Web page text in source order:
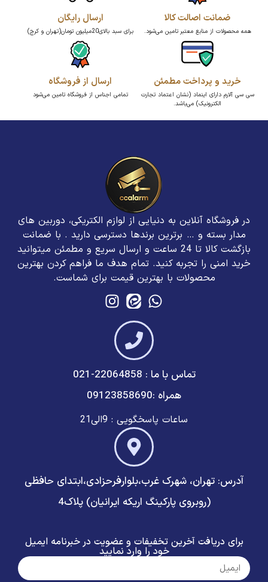
ضمانت اصالت کالا
همه محصولات از منابع معتبر تامین می‌شود.
ارسال رایگان
برای سبد بالای20میلیون تومان(تهران و کرج)
خرید و پرداخت مطمئن
سی سی آلارم دارای اینماد (نشان اعتماد تجارت
الکترونیک) می‌باشد.
ارسال از فروشگاه
تمامی اجناس از فروشگاه تامین می‌شود
در فروشگاه آنلاین به دنیایی از لوازم الکتریکی، دوربین های
مدار بسته و … برترین برند‌ها دسترسی دارید . با ضمانت
بازگشت کالا تا 24 ساعت و ارسال سریع و مطمئن میتوانید
خرید امنی را تجربه کنید. تمام هدف ما فراهم کردن بهترین
محصولات با بهترین قیمت برای شماست.
تماس با ما : 22064858-021
همراه :09123858690
ساعات پاسخگویی : 9الی21
آدرس: تهران، شهرک غرب،بلوارفرحزادی،ابتدای حافظی
(روبروی پارکینگ اریکه ایرانیان) پلاک4
برای دریافت آخرین تخفیفات و عضویت در خبرنامه ایمیل
خود را وارد نمایید